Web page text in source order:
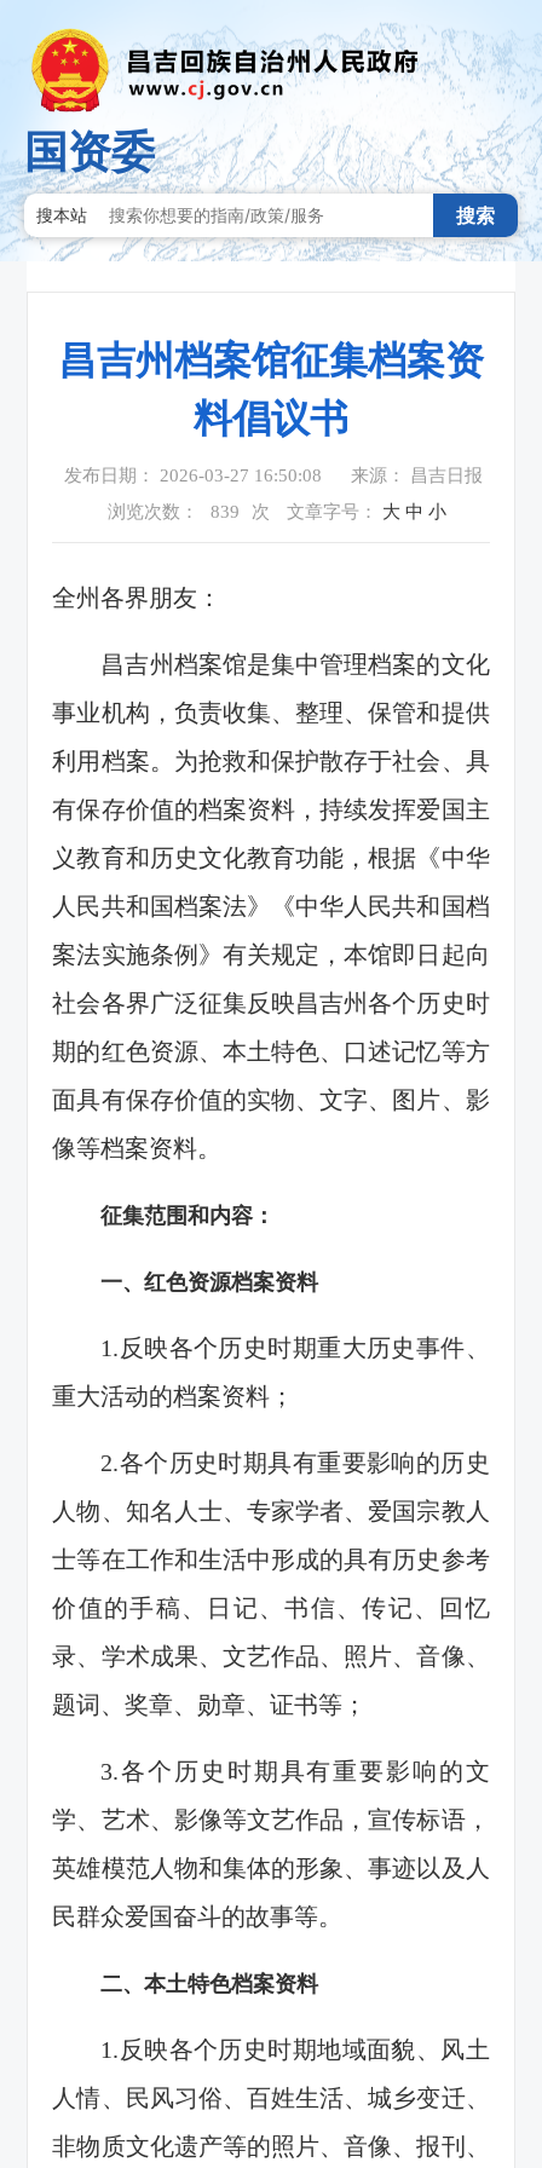
国资委
搜本站 搜索
昌吉州档案馆征集档案资
料倡议书
发布日期： 2026-03-27 16:50:08
来源： 昌吉日报
浏览次数：
839 次 文章字号： 大 中 小
全州各界朋友：
昌吉州档案馆是集中管理档案的文化
事业机构，负责收集、整理、保管和提供
利用档案。为抢救和保护散存于社会、具
有保存价值的档案资料，持续发挥爱国主
义教育和历史文化教育功能，根据《中华
人民共和国档案法》《中华人民共和国档
案法实施条例 》有关规定，本馆即日起向
社会各界广泛征集反映昌吉州各个历史时
期的红色资源、本土特色、口述记忆等方
面具有保存价值的实物、文字、图片、影
像等档案资料。
征集范围和内容：
一、红色资源档案资料
1.反映各个历史时期重大历史事件、
重大活动的档案资料；
2.各个历史时期具有重要影响的历史
人物、知名人士、专家学者、爱国宗教人
士等在工作和生活中形成的具有历史参考
价值的手稿、日记、书信、传记、回忆
录、学术成果、文艺作品、照片、音像、
题词、奖章、勋章、证书等；
3.各个历史时期具有重要影响的文
学、艺术、影像等文艺作品，宣传标语，
英雄模范人物和集体的形象、事迹以及人
民群众爱国奋斗的故事等。
二、本土特色档案资料
1.反映各个历史时期地域面貌、风土
人情、民风习俗、百姓生活、城乡变迁、
非物质文化遗产等的照片、音像、报刊、